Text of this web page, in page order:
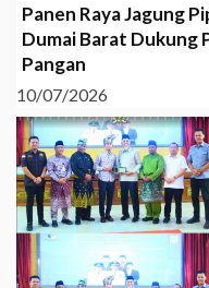
Panen Raya Jagung
Dumai Barat Dukung
Pangan
10/07/2026